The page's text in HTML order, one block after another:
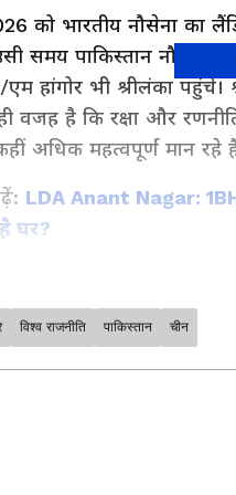
को भारतीय नौसेना का
समय पाकिस्तान नौसेना
हांगोर भी श्रीलंका
वजह है कि रक्षा और
अधिक महत्वपूर्ण मान रहे
LDA Anant Nagar:
घर?
News Hindi पर पढ़ें
विश्व राजनीति पाकिस्तान चीन